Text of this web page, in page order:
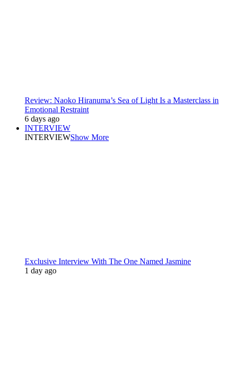
Review: Naoko Hiranuma’s Sea of Light Is a Masterclass in
Emotional Restraint
6 days ago
INTERVIEW
INTERVIEWShow More
Exclusive Interview With The One Named Jasmine
1 day ago